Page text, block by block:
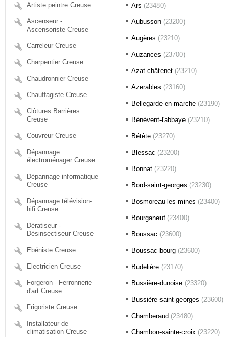
Artiste peintre Creuse
Ascenseur -
Ascensoriste Creuse
Carreleur Creuse
Charpentier Creuse
Chaudronnier Creuse
Chauffagiste Creuse
Clôtures Barrières
Creuse
Couvreur Creuse
Dépannage
électroménager Creuse
Dépannage informatique
Creuse
Dépannage télévision-
hifi Creuse
Dératiseur -
Désinsectiseur Creuse
Ebéniste Creuse
Electricien Creuse
Forgeron - Ferronnerie
d'art Creuse
Frigoriste Creuse
Installateur de
climatisation Creuse
Ars (23480)
Aubusson (23200)
Augères (23210)
Auzances (23700)
Azat-châtenet (23210)
Azerables (23160)
Bellegarde-en-marche (23190)
Bénévent-l'abbaye (23210)
Bétête (23270)
Blessac (23200)
Bonnat (23220)
Bord-saint-georges (23230)
Bosmoreau-les-mines (23400)
Bourganeuf (23400)
Boussac (23600)
Boussac-bourg (23600)
Budelière (23170)
Bussière-dunoise (23320)
Bussière-saint-georges (23600)
Chamberaud (23480)
Chambon-sainte-croix (23220)